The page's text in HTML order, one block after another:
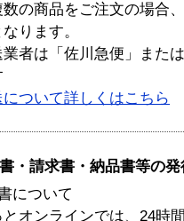
数の商品をご注文の場合
ります。
者は「佐川急便」また
について詳しくはこちら
・請求書・納品書等の
について
オンラインでは、24時